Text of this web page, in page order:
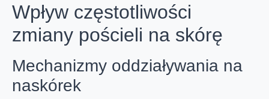
Wpływ częstotliwości
zmiany pościeli na skórę
Mechanizmy oddziaływania na
naskórek